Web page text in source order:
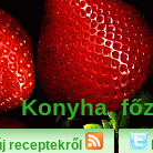
Konyha,
receptekről